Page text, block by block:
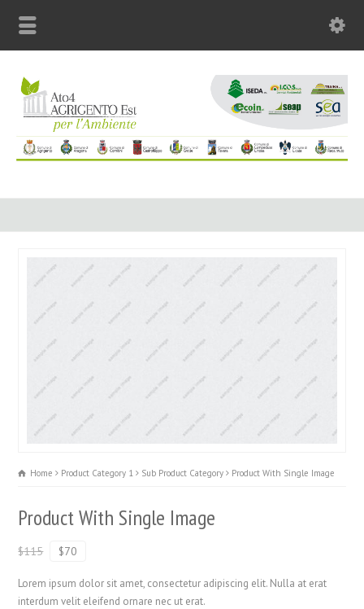
Home Product Category 1 Sub Product Category Product With Single Image
Product With Single Image
$115 $70
Lorem ipsum dolor sit amet, consectetur adipiscing elit. Nulla at erat
interdum velit eleifend ornare nec ut erat.